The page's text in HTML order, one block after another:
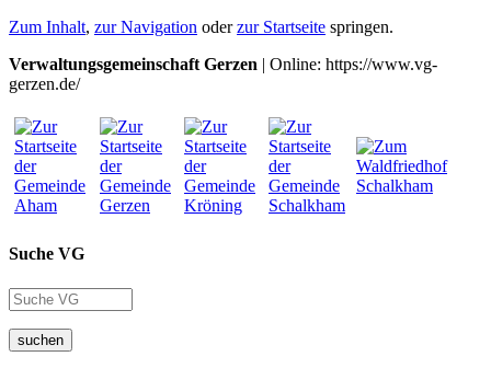
Zum Inhalt, zur Navigation oderzur Startseite springen.
Verwaltungsgemeinschaft Gerzen | Online: https://www.vg-
gerzen.de/
Suche VG
suchen